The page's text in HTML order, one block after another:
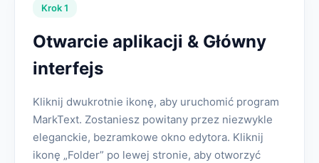
Krok 1
Otwarcie aplikacji & Główny
interfejs
Kliknij dwukrotnie ikonę, aby uruchomić program
MarkText. Zostaniesz powitany przez niezwykle
eleganckie, bezramkowe okno edytora. Kliknij
ikonę „Folder” po lewej stronie, aby otworzyć